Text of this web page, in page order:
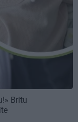
Britu